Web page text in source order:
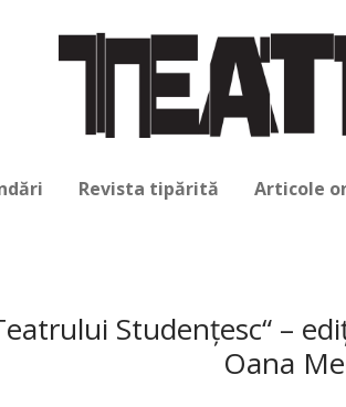
Revista tipărită Articole
Studenţesc“ –
Oana